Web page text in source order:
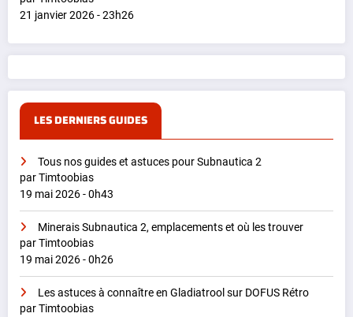
21 janvier 2026 - 23h26
LES DERNIERS GUIDES
Tous nos guides et astuces pour Subnautica 2
par Timtoobias
19 mai 2026 - 0h43
Minerais Subnautica 2, emplacements et où les trouver
par Timtoobias
19 mai 2026 - 0h26
Les astuces à connaître en Gladiatrool sur DOFUS Rétro
par Timtoobias